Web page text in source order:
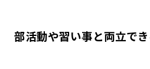
部活動や習い事と両立で